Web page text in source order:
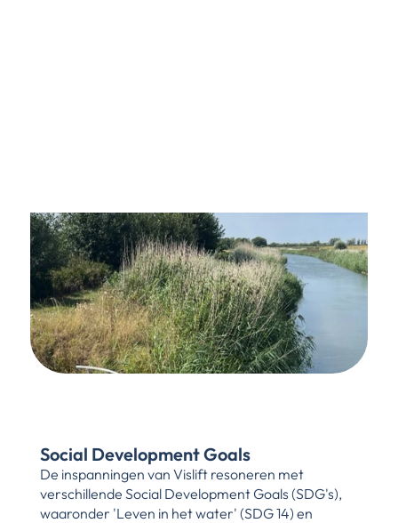
Social Development Goals
De inspanningen van Vislift resoneren met
verschillende Social Development Goals (SDG's),
waaronder 'Leven in het water' (SDG 14) en